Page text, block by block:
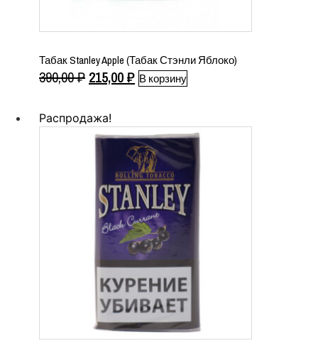
Табак Stanley Apple (Табак Стэнли Яблоко)
390,00₽ Первоначальная
составляла
390,00 ₽.
215,00₽Текущая
В корзину
Распродажа!